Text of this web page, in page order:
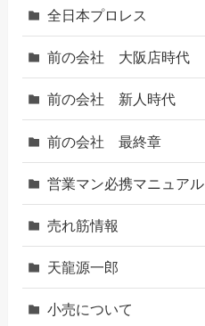
全日本プロレス
前の会社 大阪店時代
前の会社 新人時代
前の会社 最終章
営業マン必携マニュアル
売れ筋情報
天龍源一郎
小売について